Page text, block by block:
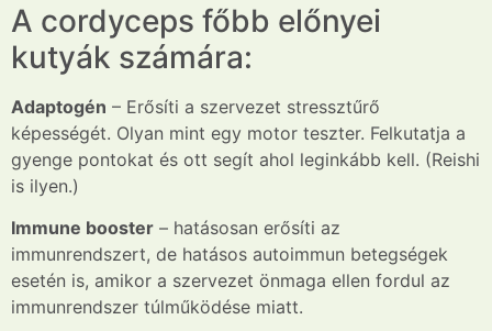
A cordyceps főbb előnyei
kutyák számára:
Adaptogén – Erősíti a szervezet stressztűrő
képességét. Olyan mint egy motor teszter. Felkutatja a
gyenge pontokat és ott segít ahol leginkább kell. (Reishi
is ilyen.)
Immune booster – hatásosan erősíti az
immunrendszert, de hatásos autoimmun betegségek
esetén is, amikor a szervezet önmaga ellen fordul az
immunrendszer túlműködése miatt.